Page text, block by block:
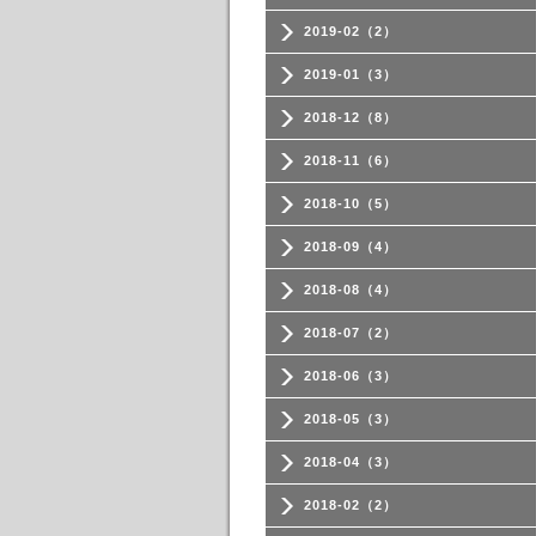
2019-02（2）
2019-01（3）
2018-12（8）
2018-11（6）
2018-10（5）
2018-09（4）
2018-08（4）
2018-07（2）
2018-06（3）
2018-05（3）
2018-04（3）
2018-02（2）